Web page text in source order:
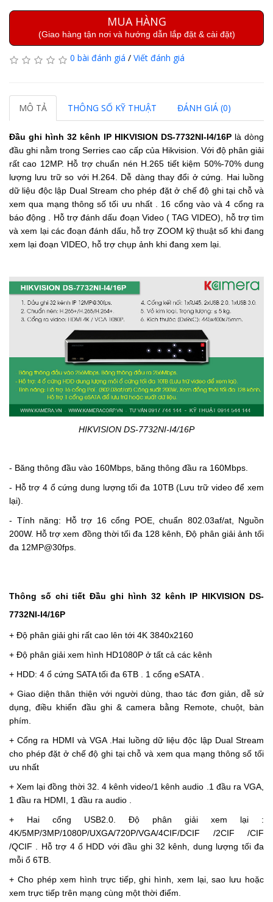
MUA HÀNG
(Giao hàng tận nơi và hướng dẫn lắp đặt & cài đặt)
0 bài đánh giá / Viết đánh giá
MÔ TẢ THÔNG SỐ KỸ THUẬT ĐÁNH GIÁ (0)
Đầu ghi hình 32 kênh IP HIKVISION DS-7732NI-I4/16P là dòng
đầu ghi nằm trong Serries cao cấp của Hikvision. Với độ phân giải
rất cao 12MP. Hỗ trợ chuẩn nén H.265 tiết kiệm 50%-70% dung
lượng lưu trữ so với H.264. Dễ dàng thay đổi ở cứng. Hai luồng
dữ liệu độc lập Dual Stream cho phép đặt ở chế độ ghi tại chỗ và
xem qua mạng thông số tối ưu nhất . 16 cổng vào và 4 cổng ra
báo động . Hỗ trợ đánh dấu đoạn Video ( TAG VIDEO), hỗ trợ tìm
và xem lại các đoạn đánh dấu, hỗ trợ ZOOM kỹ thuật số khi đang
xem lại đoạn VIDEO, hỗ trợ chụp ảnh khi đang xem lại.
HIKVISION DS-7732NI-I4/16P
- Băng thông đầu vào 160Mbps, băng thông đầu ra 160Mbps.
- Hỗ trợ 4 ổ cứng dung lượng tối đa 10TB (Lưu trữ video để xem
lại).
- Tính năng: Hỗ trợ 16 cổng POE, chuẩn 802.03af/at, Nguồn
200W. Hỗ trợ xem đồng thời tối đa 128 kênh, Độ phân giải ảnh tối
đa 12MP@30fps.
Thông số chi tiết Đầu ghi hình 32 kênh IP HIKVISION DS-
7732NI-I4/16P
+ Độ phân giải ghi rất cao lên tới 4K 3840x2160
+ Độ phân giải xem hình HD1080P ở tất cả các kênh
+ HDD: 4 ổ cứng SATA tối đa 6TB . 1 cổng eSATA .
+ Giao diện thân thiện với người dùng, thao tác đơn giản, dễ sử
dụng, điều khiển đầu ghi & camera bằng Remote, chuột, bàn
phím.
+ Cổng ra HDMI và VGA .Hai luồng dữ liệu độc lập Dual Stream
cho phép đặt ở chế độ ghi tại chỗ và xem qua mạng thông số tối
ưu nhất
+ Xem lại đồng thời 32. 4 kênh video/1 kênh audio .1 đầu ra VGA,
1 đầu ra HDMI, 1 đầu ra audio .
+ Hai cổng USB2.0. Độ phân giải xem lại :
4K/5MP/3MP/1080P/UXGA/720P/VGA/4CIF/DCIF /2CIF /CIF
/QCIF . Hỗ trợ 4 ổ HDD với đầu ghi 32 kênh, dung lượng tối đa
mỗi ổ 6TB.
+ Cho phép xem hình trực tiếp, ghi hình, xem lại, sao lưu hoặc
xem trực tiếp trên mạng cùng một thời điểm.